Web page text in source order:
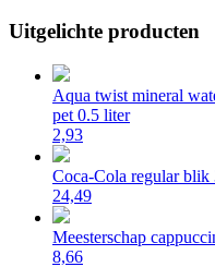
Uitgelichte producten
Aqua twist mineral
pet 0.5 liter
2,93
Coca-Cola regular blik
24,49
Meesterschap
8,66